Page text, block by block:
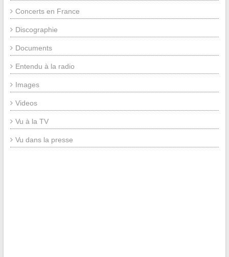
Concerts en France
Discographie
Documents
Entendu à la radio
Images
Videos
Vu à la TV
Vu dans la presse